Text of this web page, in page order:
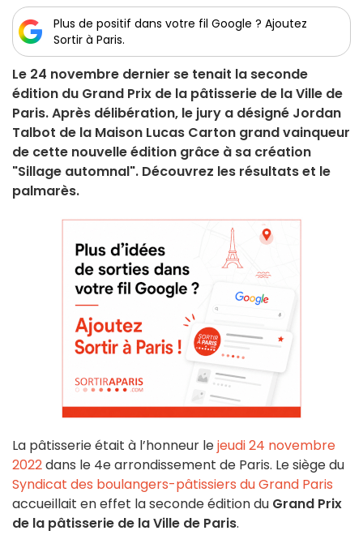
Plus de positif dans votre fil Google ? Ajoutez
Sortir à Paris.
Le 24 novembre dernier se tenait la seconde
édition du Grand Prix de la pâtisserie de la Ville de
Paris. Après délibération, le jury a désigné Jordan
Talbot de la Maison Lucas Carton grand vainqueur
de cette nouvelle édition grâce à sa création
"Sillage automnal". Découvrez les résultats et le
palmarès.
La pâtisserie était à l’honneur lejeudi 24 novembre
2022dans le 4e arrondissement de Paris. Le siège du
Syndicat des boulangers-pâtissiers du Grand Paris
accueillait en effet la seconde édition du Grand Prix
de la pâtisserie de la Ville de Paris.